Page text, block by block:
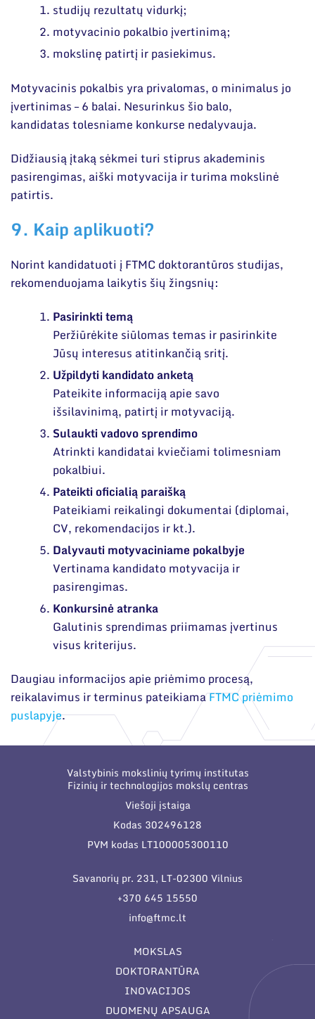
studijų rezultatų vidurkį;
motyvacinio pokalbio įvertinimą;
mokslinę patirtį ir pasiekimus.
Motyvacinis pokalbis yra privalomas, o minimalus jo
įvertinimas – 6 balai. Nesurinkus šio balo,
kandidatas tolesniame konkurse nedalyvauja.
Didžiausią įtaką sėkmei turi stiprus akademinis
pasirengimas, aiški motyvacija ir turima mokslinė
patirtis.
9. Kaip aplikuoti?
Norint kandidatuoti į FTMC doktorantūros studijas,
rekomenduojama laikytis šių žingsnių:
Pasirinkti temą
Peržiūrėkite siūlomas temas ir pasirinkite
Jūsų interesus atitinkančią sritį.
Užpildyti kandidato anketą
Pateikite informaciją apie savo
išsilavinimą, patirtį ir motyvaciją.
Sulaukti vadovo sprendimo
Atrinkti kandidatai kviečiami tolimesniam
pokalbiui.
Pateikti oficialią paraišką
Pateikiami reikalingi dokumentai (diplomai,
CV, rekomendacijos ir kt.).
Dalyvauti motyvaciniame pokalbyje
Vertinama kandidato motyvacija ir
pasirengimas.
Konkursinė atranka
Galutinis sprendimas priimamas įvertinus
visus kriterijus.
Daugiau informacijos apie priėmimo procesą,
reikalavimus ir terminus pateikiamaFTMC priėmimo
puslapyje.
Valstybinis mokslinių tyrimų institutas
Fizinių ir technologijos mokslų centras
Viešoji įstaiga
Kodas 302496128
PVM kodas LT100005300110
Savanorių pr. 231, LT-02300 Vilnius
+370 645 15550
info@ftmc.lt
MOKSLAS
DOKTORANTŪRA
INOVACIJOS
DUOMENŲ APSAUGA